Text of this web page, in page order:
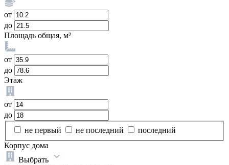
от
до
Площадь общая, м²
от
до
Этаж
от
до
не первый
не последний
последний
Корпус дома
Выбрать